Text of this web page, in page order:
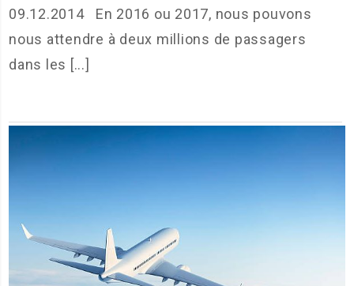
09.12.2014 En 2016 ou 2017, nous pouvons
nous attendre à deux millions de passagers
dans les [...]